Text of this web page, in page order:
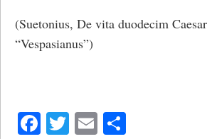
(Suetonius, De vita duodecim
“Vespasianus”)
Facebook
Twitter
Email